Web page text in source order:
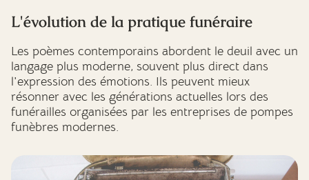
L'évolution de la pratique funéraire
Les poèmes contemporains abordent le deuil avec un
langage plus moderne, souvent plus direct dans
l'expression des émotions. Ils peuvent mieux
résonner avec les générations actuelles lors des
funérailles organisées par les entreprises de pompes
funèbres modernes.